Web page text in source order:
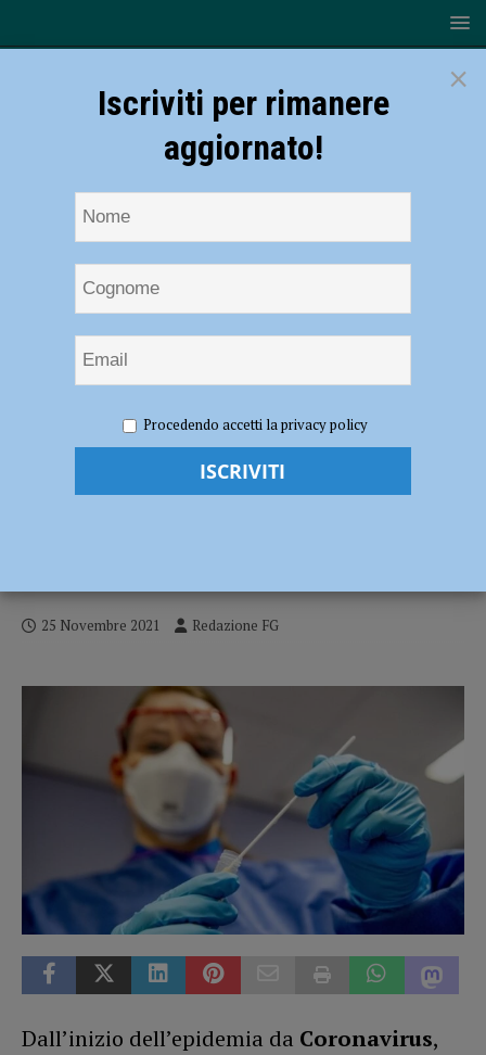
Coronavirus, 43 nuovi contagi: nessun decesso nel Piacentino ma
undici vittime in regione
Coronavirus, 43 nuovi contagi: nessun
25 Novembre 2021 Redazione FG
Dall’inizio dell’epidemia da Coronavirus,
×
Iscriviti per rimanere
aggiornato!
Procedendo accetti la privacy policy